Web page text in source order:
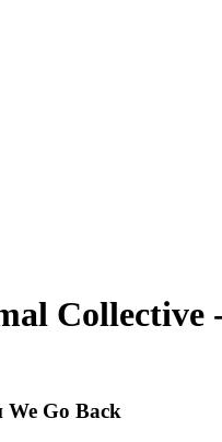
Collective
We Go Back